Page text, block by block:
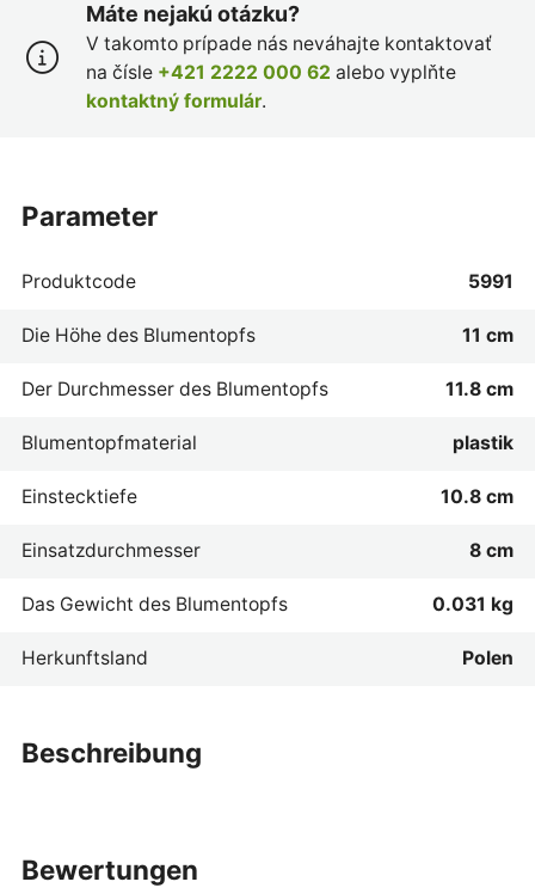
Máte nejakú otázku?
V takomto prípade nás neváhajte kontaktovať
na čísle +421 2222 000 62 alebo vyplňte
kontaktný formulár.
beschreibung
parameter
Produktcode 5991
Die Höhe des Blumentopfs 11 cm
Der Durchmesser des Blumentopfs 11.8 cm
Blumentopfmaterial plastik
Einstecktiefe 10.8 cm
Einsatzdurchmesser 8 cm
Das Gewicht des Blumentopfs 0.031 kg
Herkunftsland Polen
bewertungen